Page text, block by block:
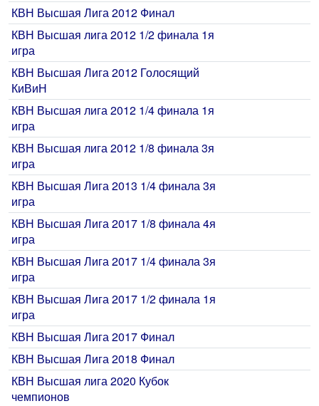
КВН Высшая Лига 2012 Финал
КВН Высшая лига 2012 1/2 финала 1я
игра
КВН Высшая Лига 2012 Голосящий
КиВиН
КВН Высшая лига 2012 1/4 финала 1я
игра
КВН Высшая лига 2012 1/8 финала 3я
игра
КВН Высшая Лига 2013 1/4 финала 3я
игра
КВН Высшая Лига 2017 1/8 финала 4я
игра
КВН Высшая Лига 2017 1/4 финала 3я
игра
КВН Высшая Лига 2017 1/2 финала 1я
игра
КВН Высшая Лига 2017 Финал
КВН Высшая Лига 2018 Финал
КВН Высшая лига 2020 Кубок
чемпионов